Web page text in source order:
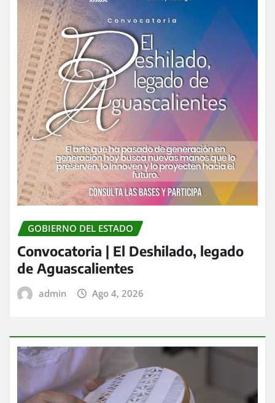
GOBIERNO DEL ESTADO
Convocatoria | El Deshilado, legado
de Aguascalientes
admin Ago 4, 2026